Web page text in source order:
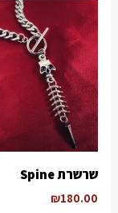
שרשרת Spine
₪180.00